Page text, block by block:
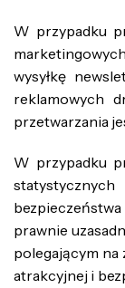
W przypadku
wysyłkę
reklamowych
przetwarzania
W przypadku
prawnie
polegającym na
atrakcyjnej i